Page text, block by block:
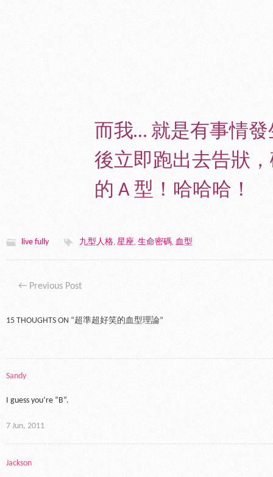
而我… 就是有事情發
後立即跑出去告狀
的 A 型！哈哈哈！
live fully 九型人格, 星座, 生命密碼, 血型
Post navigation
← Previous Post
15 THOUGHTS ON “超準超好笑的血型理論”
Sandy
I guess you’re “B”.
7 Jun, 2011
Jackson